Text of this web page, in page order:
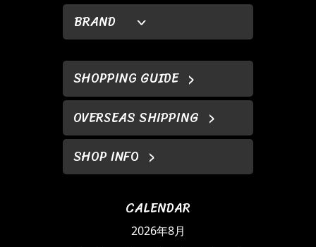
BRAND
SHOPPING GUIDE
OVERSEAS SHIPPING
SHOP INFO
CALENDAR
2026年8月